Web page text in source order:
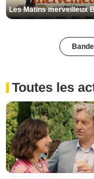
Toutes les